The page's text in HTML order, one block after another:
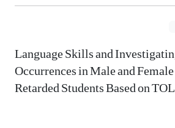
Language Skills and
Occurrences in Male and
Retarded Students Based on